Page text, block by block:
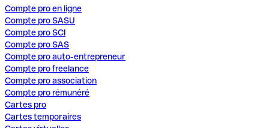
Compte pro en ligne
Compte pro SASU
Compte pro SCI
Compte pro SAS
Compte pro auto-entrepreneur
Compte pro freelance
Compte pro association
Compte pro rémunéré
Cartes pro
Cartes temporaires